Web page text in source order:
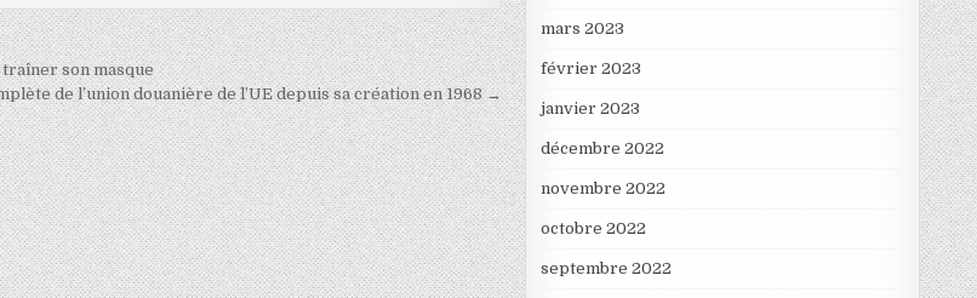
son masque
de l’union douanière de l’UE depuis sa création en 1968 →
mars 2023
février 2023
janvier 2023
décembre 2022
novembre 2022
octobre 2022
septembre 2022